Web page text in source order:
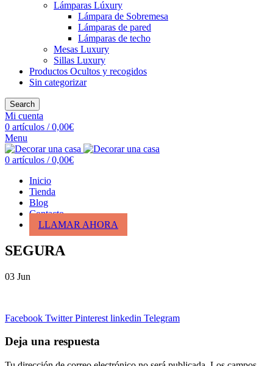
Lámparas Lúxury
Lámpara de Sobremesa
Lámparas de pared
Lámparas de techo
Mesas Luxury
Sillas Luxury
Productos Ocultos y recogidos
Sin categorizar
Search
Mi cuenta
0 artículos / 0,00€
Menu
0 artículos / 0,00€
Inicio
Tienda
Blog
Contacto
LLAMAR AHORA
SEGURA
03 Jun
Facebook Twitter Pinterest linkedin Telegram
Deja una respuesta